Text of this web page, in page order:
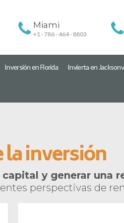
Miami
+1 - 786 - 464 - 8803
Inversión en Florida Invierta en
la inversión
y generar una
perspectivas de